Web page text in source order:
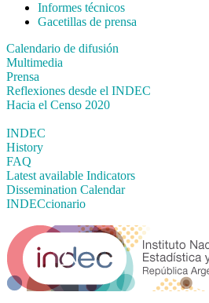
Informes técnicos
Gacetillas de prensa
Calendario de difusión
Multimedia
Prensa
Reflexiones desde el INDEC
Hacia el Censo 2020
INDEC
History
FAQ
Latest available Indicators
Dissemination Calendar
INDECcionario